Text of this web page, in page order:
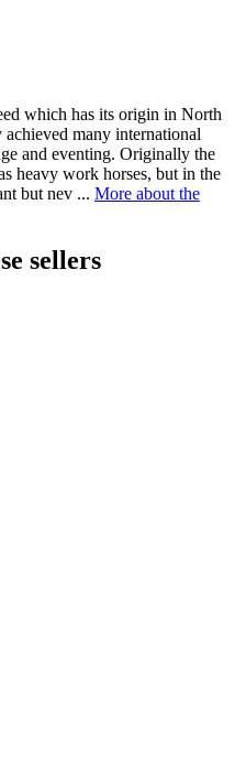
which has its origin in North
many international
and eventing. Originally the
heavy work horses, but in the
but nev ... More about the
sellers